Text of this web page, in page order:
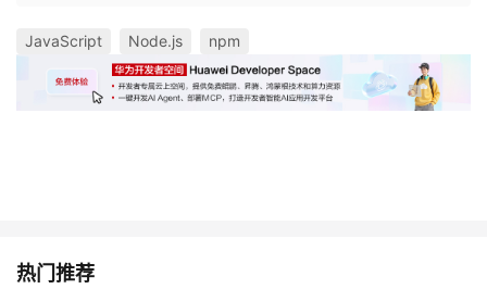
JavaScript Node.js npm
热门推荐